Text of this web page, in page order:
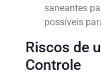
saneantes
possíveis
Riscos de
Controle